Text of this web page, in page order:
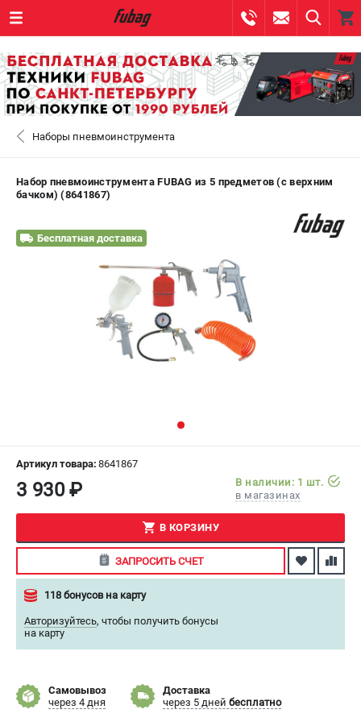
СЕРВИС
МАГАЗИНЫ
+7 (8112) 59-10-67 - ЗАКАЗ ЗАПЧАСТЕЙ
+7 (812) 317-60-57 - ЗАКАЗ ИЗДЕЛИЙ
САНКТ-ПЕТЕРБУРГ
0 ₽
ПОДДЕРЖКА
Сервисный центр
ИНФОРМАЦИЯ
Пользовательское соглашение
Наборы пневмоинструмента
Набор пневмоинструмента FUBAG из 5 предметов (с верхним
бачком) (8641867)
Бесплатная доставка
Артикул товара: 8641867
3 930 ₽
В наличии: 1 шт.
в магазинах
В КОРЗИНУ
ЗАПРОСИТЬ СЧЕТ
118 бонусов на карту
Авторизуйтесь, чтобы получить бонусы
на карту
Самовывоз
через 4 дня
Доставка
через 5 дней бесплатно